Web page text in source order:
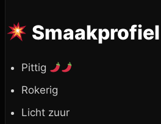
Smaakprofiel
Pittig
Rokerig
Licht zuur